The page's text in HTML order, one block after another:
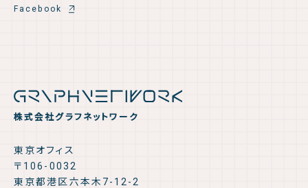
株式会社グラフネットワーク
東京オフィス
〒106-0032
東京都港区六本木7-12-2
Facebook